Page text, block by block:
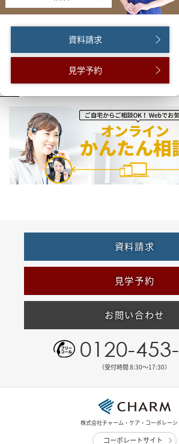
資料請求
見学予約
資料請求
見学予約
お問い合わせ
0120-
（受付時間 8:30〜17:30）
株式会社チャーム・ケア・コーポレー
コーポレートサイト